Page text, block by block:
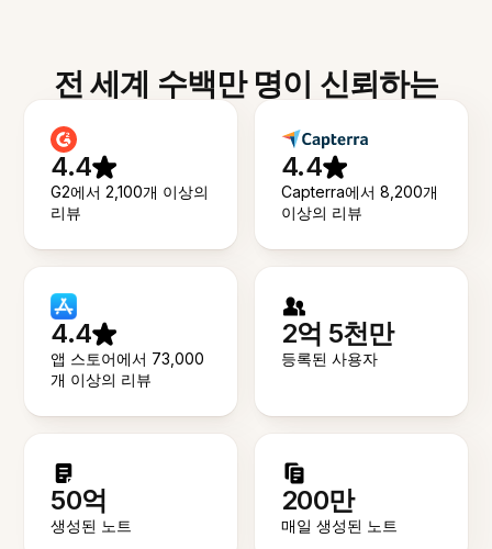
전 세계 수백만 명이 신뢰하는
4.4
G2에서 2,100개 이상의
리뷰
4.4
Capterra에서 8,200개
이상의 리뷰
4.4
앱 스토어에서 73,000
개 이상의 리뷰
2억 5천만
등록된 사용자
50억
생성된 노트
200만
매일 생성된 노트